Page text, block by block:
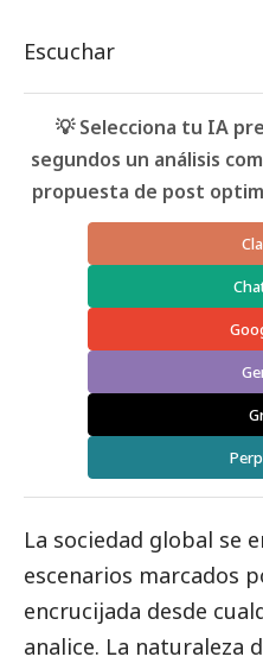
Escuchar
💡 Selecciona tu IA
segundos un análisis
propuesta de post
La sociedad global se
escenarios marcados
encrucijada desde
analice. La naturaleza